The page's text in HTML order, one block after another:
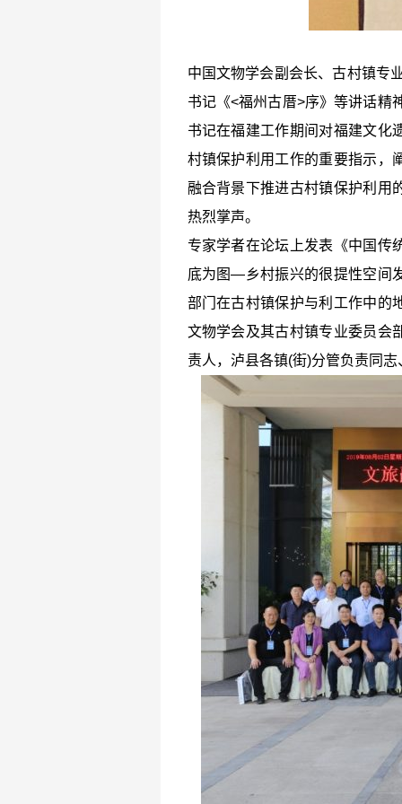
中国文物学会副会长、古村镇专
书记《<福州古厝>序》等讲话精
书记在福建工作期间对福建文化
村镇保护利用工作的重要指示，
融合背景下推进古村镇保护利用
热烈掌声。
专家学者在论坛上发表《中国传
底为图—乡村振兴的很提性空间
部门在古村镇保护与利工作中的
文物学会及其古村镇专业委员会
责人，泸县各镇(街)分管负责同